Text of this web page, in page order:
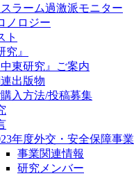
ラーム過激派モニター
ノロジー
ト
究』
中東研究』ご案内
出版物
入方法/投稿募集
年度外交・安全保障事業
事業関連情報
研究メンバー